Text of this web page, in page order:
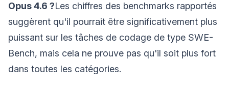
Opus 4.6 ?Les chiffres des benchmarks rapportés
suggèrent qu'il pourrait être significativement plus
puissant sur les tâches de codage de type SWE-
Bench, mais cela ne prouve pas qu'il soit plus fort
dans toutes les catégories.